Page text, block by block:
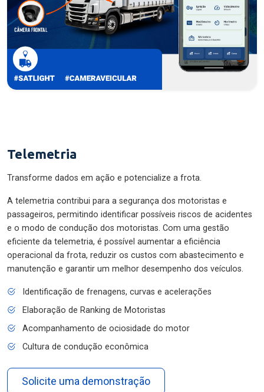
Telemetria
Transforme dados em ação e potencialize a frota.
A telemetria contribui para a segurança dos motoristas e
passageiros, permitindo identificar possíveis riscos de acidentes
e o modo de condução dos motoristas. Com uma gestão
eficiente da telemetria, é possível aumentar a eficiência
operacional da frota, reduzir os custos com abastecimento e
manutenção e garantir um melhor desempenho dos veículos.
Identificação de frenagens, curvas e acelerações
Elaboração de Ranking de Motoristas
Acompanhamento de ociosidade do motor
Cultura de condução econômica
Solicite uma demonstração